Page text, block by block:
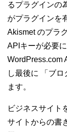
るプラグインの
がプラグインを
Akismet のプラ
APIキーが必要に
WordPress.com
し最後に 「ブ
ます。
ビジネスサイト
サイトからの書